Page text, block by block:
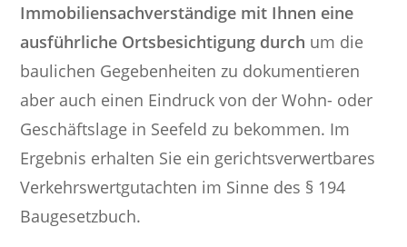
Immobiliensachverständige mit Ihnen eine
ausführliche Ortsbesichtigung durch um die
baulichen Gegebenheiten zu dokumentieren
aber auch einen Eindruck von der Wohn- oder
Geschäftslage in Seefeld zu bekommen. Im
Ergebnis erhalten Sie ein gerichtsverwertbares
Verkehrswertgutachten im Sinne des § 194
Baugesetzbuch.